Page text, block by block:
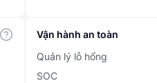
Vận hành an toàn
Quản lý lỗ hổng
SOC